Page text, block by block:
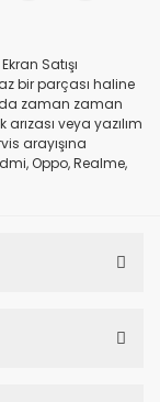
Satışı
bir parçası haline
zaman zaman
veya yazılım
arayışına
Oppo, Realme,
Markalarda
orijinal veya
servisleri. Gibi